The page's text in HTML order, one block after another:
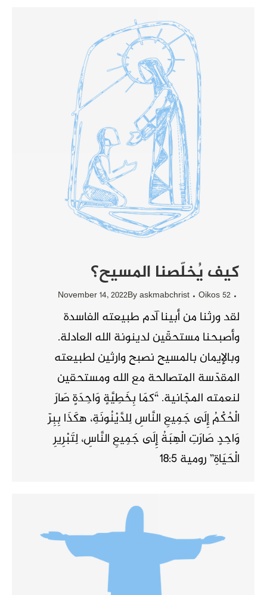
كيف يُخلّصنا المسيح؟
Oikos 52
Byaskmabchrist
November 14, 2022
لقد ورثنا من أبينا آدم طبيعته الفاسدة
وأصبحنا مستحقّين لدينونة الله العادلة.
وبالإيمان بالمسيح نصبح وارثين لطبيعته
المقدّسة المتصالحة مع الله ومستحقين
لنعمته المجّانية. “َكمَا بِخَطِيَّةٍ وَاحِدَةٍ صَارَ
الْحُكْمُ إِلَى جَمِيعِ النَّاسِ لِلدَّيْنُونَةِ، هكَذَا بِبِرّ
وَاحِدٍ صَارَتِ الْهِبَةُ إِلَى جَمِيعِ النَّاسِ، لِتَبْرِيرِ
الْحَيَاةِ” رومية 18:5